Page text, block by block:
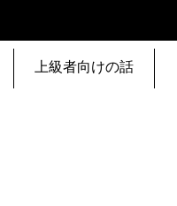
上級者向けの話